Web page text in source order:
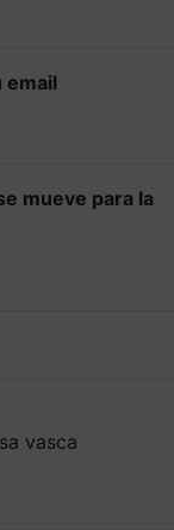
email
mueve para la
vasca